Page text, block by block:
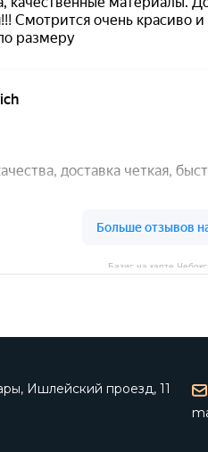
Базис на карте
Ишлейский проезд, 11